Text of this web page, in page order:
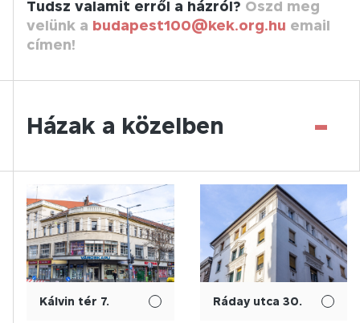
Tudsz valamit erről a házról? Oszd meg
velünk a budapest100@kek.org.hu email
címen!
Házak a közelben -
Kálvin tér 7. Ráday utca 30.